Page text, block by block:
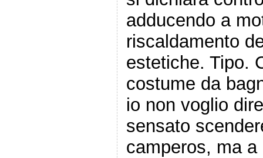
adducendo a
riscaldamento
estetiche. Tipo.
costume da
io non voglio
sensato
camperos, ma